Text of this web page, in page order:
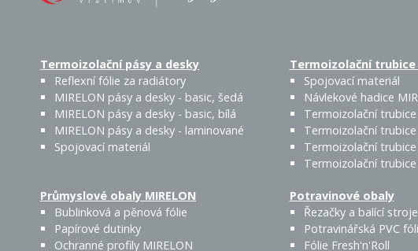
Termoizolační pásy a desky
Reflexní fólie za radiátory
MIRELON pásy a desky - basic, šedá
MIRELON pásy a desky - basic, bílá
MIRELON pásy a desky - laminované
Spojovací materiál
Termoizolační trubice
Spojovací materiál
Návlekové hadice
Termoizolační trubice
Termoizolační trubice
Termoizolační trubice
Termoizolační trubice
Průmyslové obaly MIRELON
Bublinková a pěnová fólie
Papírové dutinky
Ochranné profily MIRELON
Potravinové obaly
Řezačky a balící stroje
Potravinářská PVC
Fólie Fresh'n'Roll